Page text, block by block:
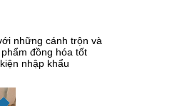
những cánh trộn và
đồng hóa tốt
nhập khẩu